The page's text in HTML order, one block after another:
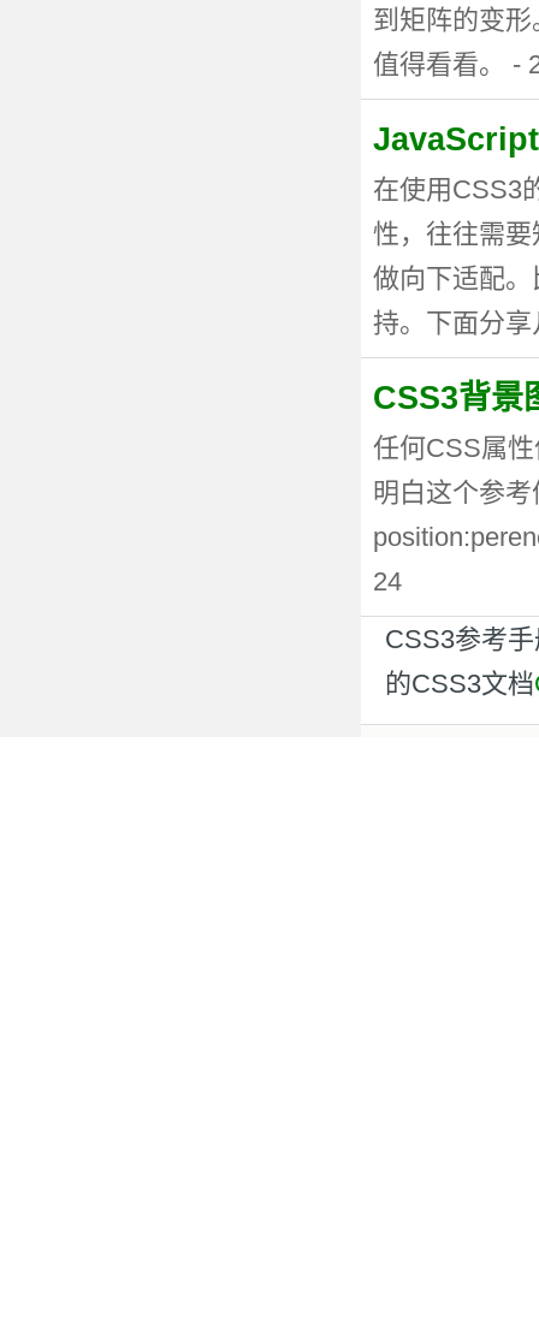
到矩阵的变
值得看看。 -
JavaScript
在使用CSS3
性，往往需
做向下适配
持。下面分
CSS3背景
任何CSS属
明白这个参
24
CSS3参考
的CSS3文档